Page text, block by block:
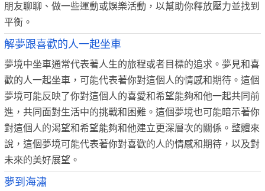
朋友聊聊、做一些運動或娛樂活動，以幫助你釋放壓力並找到
平衡。
解夢跟喜歡的人一起坐車
夢境中坐車通常代表著人生的旅程或者目標的追求。夢見和喜
歡的人一起坐車，可能代表著你對這個人的情感和期待。這個
夢境可能反映了你對這個人的喜愛和希望能夠和他一起共同前
進，共同面對生活中的挑戰和困難。這個夢境也可能暗示著你
對這個人的渴望和希望能夠和他建立更深層次的關係。整體來
說，這個夢境可能代表著你對喜歡的人的情感和期待，以及對
未來的美好展望。
夢到海潚